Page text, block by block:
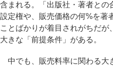
含まれる。「出版社・著者との
設定権や、販売価格の何%を著
ことばかりが着目されがちだ
大きな「前提条件」がある。
中でも、販売料率に関わる大